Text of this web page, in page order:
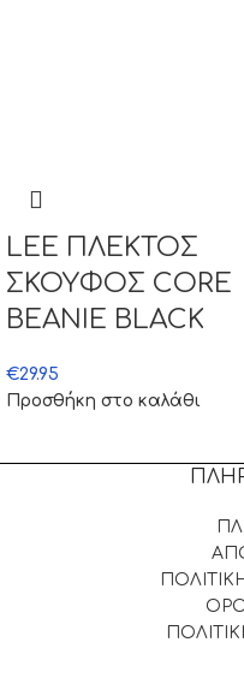
LEE ΠΛΕΚΤΟΣ
ΣΚΟΥΦΟΣ CORE
BEANIE BLACK
€29.95
Προσθήκη στο καλάθι